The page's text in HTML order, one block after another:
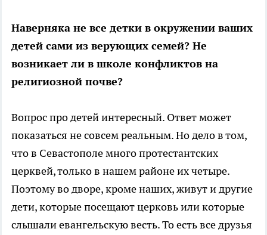
Наверняка не все детки в окружении ваших
детей сами из верующих семей? Не
возникает ли в школе конфликтов на
религиозной почве?
Вопрос про детей интересный. Ответ может
показаться не совсем реальным. Но дело в том,
что в Севастополе много протестантских
церквей, только в нашем районе их четыре.
Поэтому во дворе, кроме наших, живут и другие
дети, которые посещают церковь или которые
слышали евангельскую весть. То есть все друзья